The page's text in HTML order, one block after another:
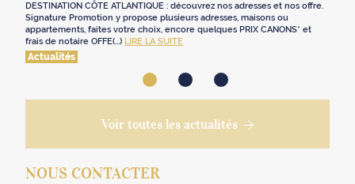
DESTINATION CÔTE ATLANTIQUE : découvrez nos adresses et nos offre.
Signature Promotion y propose plusieurs adresses, maisons ou
appartements, faites votre choix, encore quelques PRIX CANONS* et
frais de notaire OFFE(...) LIRE LA SUITE
Actualités
Voir toutes les actualités
NOUS CONTACTER